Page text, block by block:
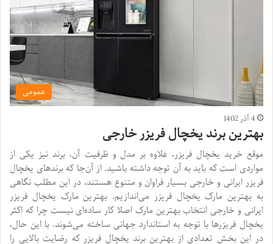
عمومی
4 آذر 1402
بهترین برند یخچال فریزر خارجی
موقع خرید یخچال فریزر، علاوه بر مدل و ظرفیت آن، برند نیز یکی از
مواردی است که باید به آن توجه داشته باشید. از آن‌جا که برندهای یخچال
فریزر ایرانی و خارجی بسیار فراوان و متنوع هستند، در این مطلب نگاهی
به بهترین مارک یخچال فریزر می‌اندازیم. بهترین مارک یخچال فریزر
ایرانی و خارجی انتخاب بهترین مارک اصلا کار ساده‌ای نیست چرا که اکثر
یخچال فریزرها با توجه به استاندارد جهانی ساخته می‌شوند. با این حال،
در این بخش تعدادی از بهترین برند یخچال فریزر که رضایت بالایی را